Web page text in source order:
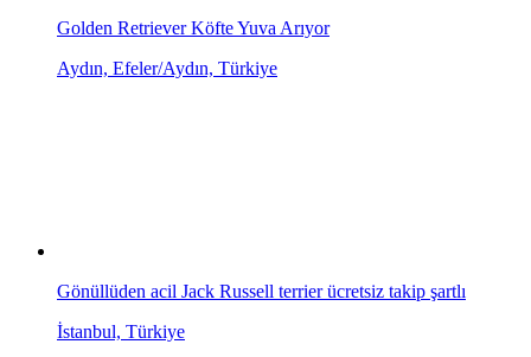
Golden Retriever Köfte Yuva Arıyor
Aydın, Efeler/Aydın, Türkiye
Gönüllüden acil Jack Russell terrier ücretsiz takip şartlı
İstanbul, Türkiye